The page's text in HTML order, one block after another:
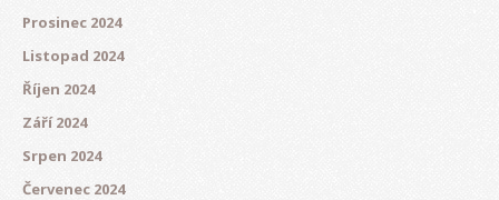
Prosinec 2024
Listopad 2024
Říjen 2024
Září 2024
Srpen 2024
Červenec 2024